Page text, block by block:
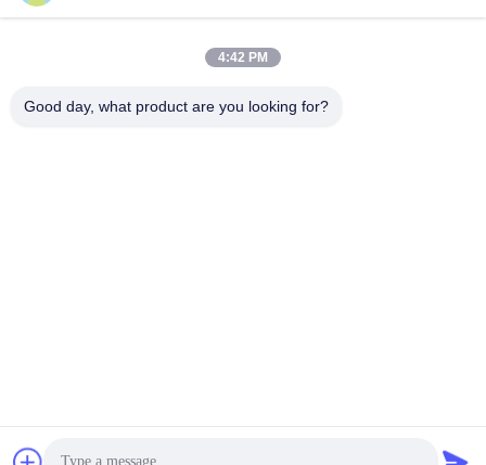
4:42 PM
Good day, what product are you looking for?